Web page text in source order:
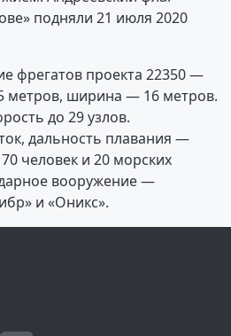
подняли 21 июля 2020
фрегатов проекта 22350 —
метров, ширина — 16 метров.
до 29 узлов.
дальность плавания —
человек и 20 морских
вооружение —
и «Оникс».